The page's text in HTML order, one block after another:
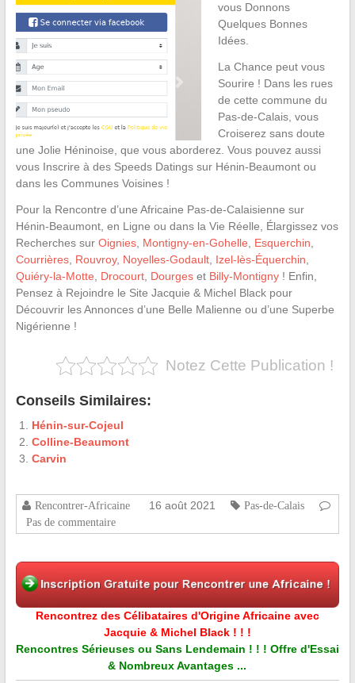
vous Donnons
Quelques Bonnes
Idées.
La Chance peut vous
Sourire ! Dans les rues
de cette commune du
Pas-de-Calais, vous
Croiserez sans doute
une Jolie Héninoise, que vous aborderez. Vous pouvez aussi
vous Inscrire à des Speeds Datings sur Hénin-Beaumont ou
dans les Communes Voisines !
Pour la Rencontre d’une Africaine Pas-de-Calaisienne sur
Hénin-Beaumont, en Ligne ou dans la Vie Réelle, Élargissez vos
Recherches sur Oignies, Montigny-en-Gohelle Esquerchin
Courrières, Rouvroy, Noyelles-Godault, Izel-lès-Équerchin
Quiéry-la-Motte
Drocourt, Dourgeset Billy-Montigny! Enfin,
Pensez à Rejoindre le Site Jacquie & Michel Black pour
Découvrir les Annonces d’une Belle Malienne ou d’une Superbe
Nigérienne !
Notez Cette Publication !
Conseils Similaires:
Hénin-sur-Cojeul
Colline-Beaumont
Carvin
Rencontrer-Africaine 16 août 2021
Pas-de-Calais
Pas de commentaire
Rencontrez des Célibataires d'Origine Africaine avec
Jacquie & Michel Black ! ! !
Rencontres Sérieuses ou Sans Lendemain ! ! ! Offre d'Essai
& Nombreux Avantages ...